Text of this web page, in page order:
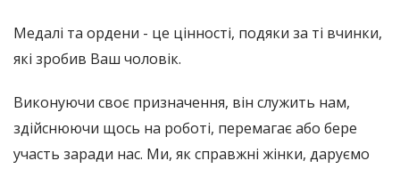
Медалі та ордени - це цінності, подяки за ті вчинки,
які зробив Ваш чоловік.
Виконуючи своє призначення, він служить нам,
здійснюючи щось на роботі, перемагає або бере
участь заради нас. Ми, як справжні жінки, даруємо